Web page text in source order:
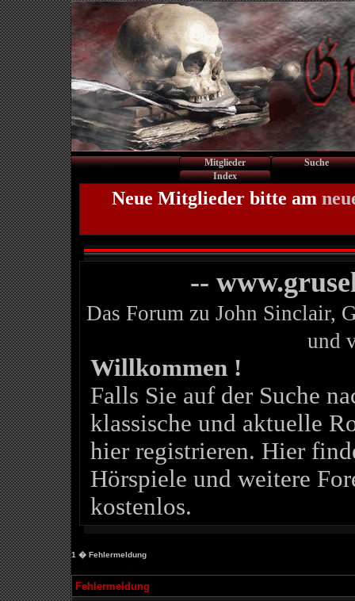
Mitglieder
Suche
Index
Neue Mitglieder bitte am
--
Das Forum zu John Sinclair,
und
Willkommen !
Falls Sie auf der Suche
klassische und aktuelle
hier registrieren. Hier
Hörspiele und weitere
kostenlos.
1 � Fehlermeldung
Fehlermeldung